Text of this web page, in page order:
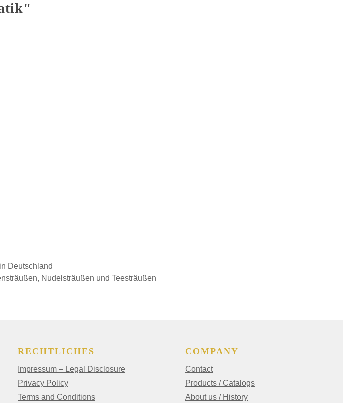
Deutschland
Nudelsträußen und Teesträußen
RECHTLICHES
Impressum – Legal Disclosure
Privacy Policy
Terms and Conditions
COMPANY
Contact
Products / Catalogs
About us / History